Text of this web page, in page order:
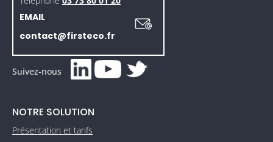
EMAIL
contact@firsteco.fr
Suivez-nous
NOTRE SOLUTION
Présentation et tarifs